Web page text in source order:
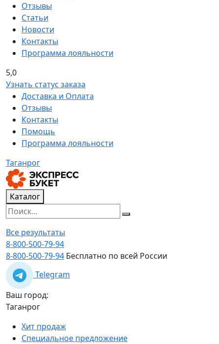
Отзывы
Статьи
Новости
Контакты
Программа лояльности
5,0
Узнать статус заказа
Доставка и Оплата
Отзывы
Контакты
Помощь
Программа лояльности
Таганрог
Каталог
Все результаты
8-800-500-79-94
8-800-500-79-94 Бесплатно по всей России
Telegram
Ваш город:
Таганрог
Хит продаж
Специальное предложение